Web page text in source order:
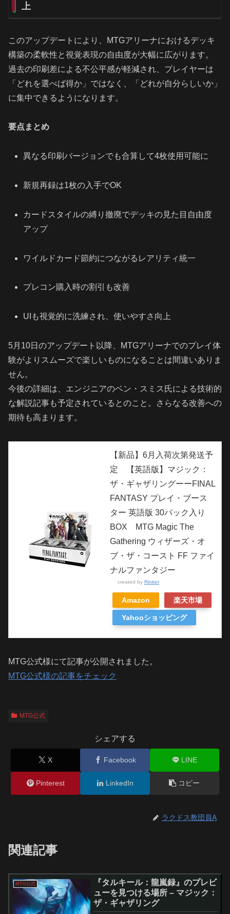
上
このアップデートにより、MTGアリーナにおけるデッキ
構築の柔軟性と視覚表現の自由度が大幅に広がります。
過去の印刷差による不公平感が軽減され、プレイヤーは
「どれを選べば得か」ではなく、「どれが自分らしいか」
に集中できるようになります。
要点まとめ
異なる印刷バージョンでも合算して4枚使用可能に
新規再録は1枚の入手でOK
カードスタイルの縛り撤廃でデッキの見た目自由度
アップ
ワイルドカード節約につながるレアリティ統一
プレコン購入時の割引も改善
UIも視覚的に洗練され、使いやすさ向上
5月10日のアップデート以降、MTGアリーナでのプレイ体
験がよりスムーズで楽しいものになることは間違いありま
せん。
今後の詳細は、エンジニアのベン・スミス氏による技術的
な解説記事も予定されているとのこと。さらなる改善への
期待も高まります。
【新品】6月入荷次第発送予
定 【英語版】マジック：
ザ・ギャザリングーーFINAL
FANTASY プレイ・ブース
ター 英語版 30パック入り
BOX MTG Magic The
Gathering ウィザーズ・オ
ブ・ザ・コースト FF ファイ
ナルファンタジー
created by Rinker
Amazon 楽天市場
Yahooショッピング
MTG公式様にて記事が公開されました。
MTG公式様の記事をチェック
MTG公式
シェアする
X Facebook LINE
Pinterest LinkedIn コピー
ラクドス教団員A
関連記事
MTG公式
『タルキール：龍嵐録』のプレビ
ューを見つける場所 – マジック：
ザ・ギャザリング